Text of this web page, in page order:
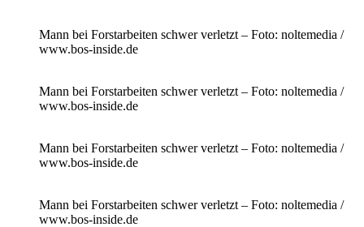
Mann bei Forstarbeiten schwer verletzt – Foto: noltemedia /
www.bos-inside.de
Mann bei Forstarbeiten schwer verletzt – Foto: noltemedia /
www.bos-inside.de
Mann bei Forstarbeiten schwer verletzt – Foto: noltemedia /
www.bos-inside.de
Mann bei Forstarbeiten schwer verletzt – Foto: noltemedia /
www.bos-inside.de